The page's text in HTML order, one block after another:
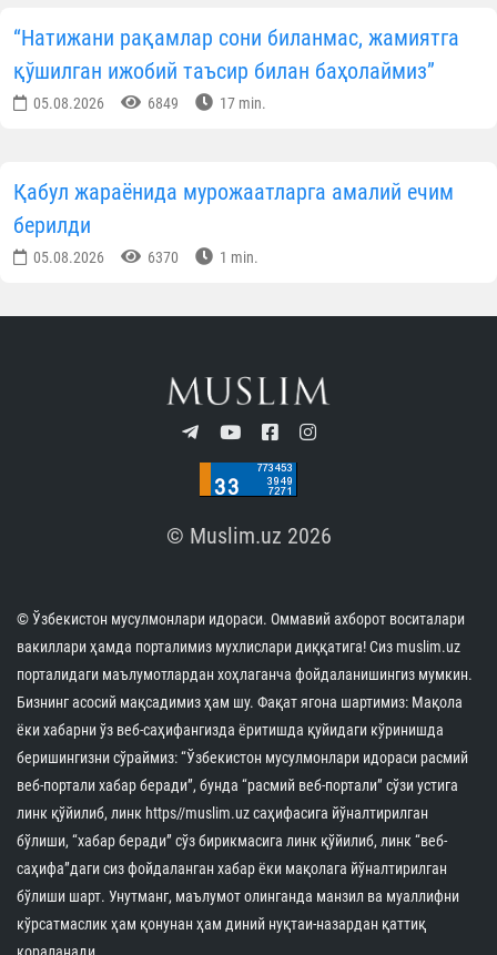
“Натижани рақамлар сони биланмас, жамиятга
қўшилган ижобий таъсир билан баҳолаймиз”
05.08.2026 6849 17 min.
Қабул жараёнида мурожаатларга амалий ечим
берилди
05.08.2026 6370 1 min.
© Muslim.uz 2026
© Ўзбекистон мусулмонлари идораси. Оммавий ахборот воситалари
вакиллари ҳамда порталимиз мухлислари диққатига! Сиз muslim.uz
порталидаги маълумотлардан хоҳлаганча фойдаланишингиз мумкин.
Бизнинг асосий мақсадимиз ҳам шу. Фақат ягона шартимиз: Мақола
ёки хабарни ўз веб-саҳифангизда ёритишда қуйидаги кўринишда
беришингизни сўраймиз: “Ўзбекистон мусулмонлари идораси расмий
веб-портали хабар беради”, бунда “расмий веб-портали” сўзи устига
линк қўйилиб, линк https//muslim.uz саҳифасига йўналтирилган
бўлиши, “хабар беради” сўз бирикмасига линк қўйилиб, линк “веб-
саҳифа”даги сиз фойдаланган хабар ёки мақолага йўналтирилган
бўлиши шарт. Унутманг, маълумот олинганда манзил ва муаллифни
кўрсатмаслик ҳам қонунан ҳам диний нуқтаи-назардан қаттиқ